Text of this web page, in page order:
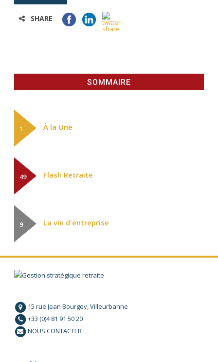
SHARE
SOMMAIRE
À la Une
1
Flash Retraite
49
La vie d'entreprise
9
15 rue Jean Bourgey, Villeurbanne
+33 (0)4 81 91 50 20
NOUS CONTACTER